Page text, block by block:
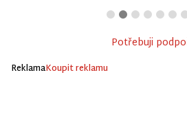
Potřebuji
ReklamaKoupit reklamu